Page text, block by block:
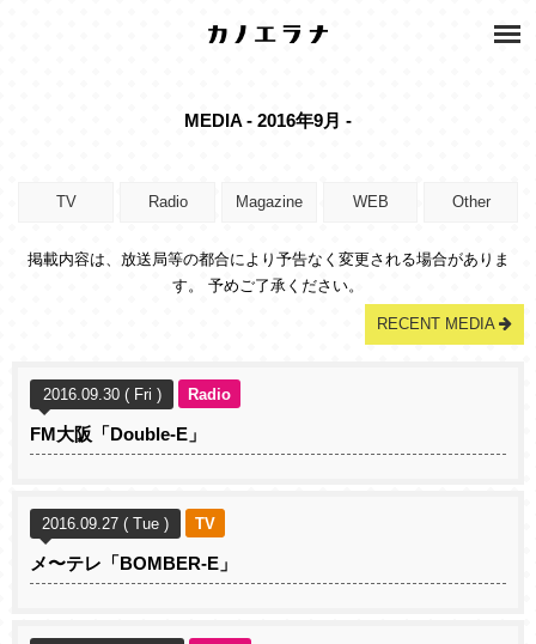
MEDIA - 2016年9月 -
TV Radio Magazine WEB Other
掲載内容は、放送局等の都合により予告なく変更される場合がありま
す。 予めご了承ください。
RECENT MEDIA
2016.09.30 ( Fri ) Radio
FM大阪「Double-E」
2016.09.27 ( Tue ) TV
メ〜テレ「BOMBER-E」